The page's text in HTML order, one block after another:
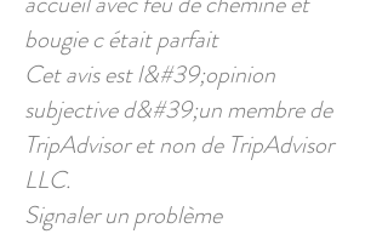
bougie c était parfait
Cet avis est l&#39;opinion
subjective d&#39;un membre de
TripAdvisor et non de TripAdvisor
LLC.
Signaler un problème